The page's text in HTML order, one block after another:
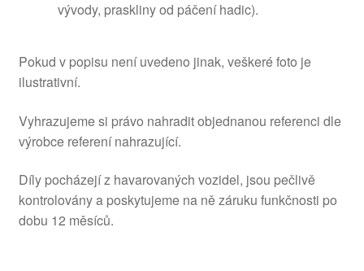
vývody, praskliny od páčení hadic).
Pokud v popisu není uvedeno jinak, veškeré foto je
ilustrativní.
Vyhrazujeme si právo nahradit objednanou referenci dle
výrobce referení nahrazující.
Díly pocházejí z havarovaných vozidel, jsou pečlivě
kontrolovány a poskytujeme na ně záruku funkčnosti po
dobu 12 měsíců.